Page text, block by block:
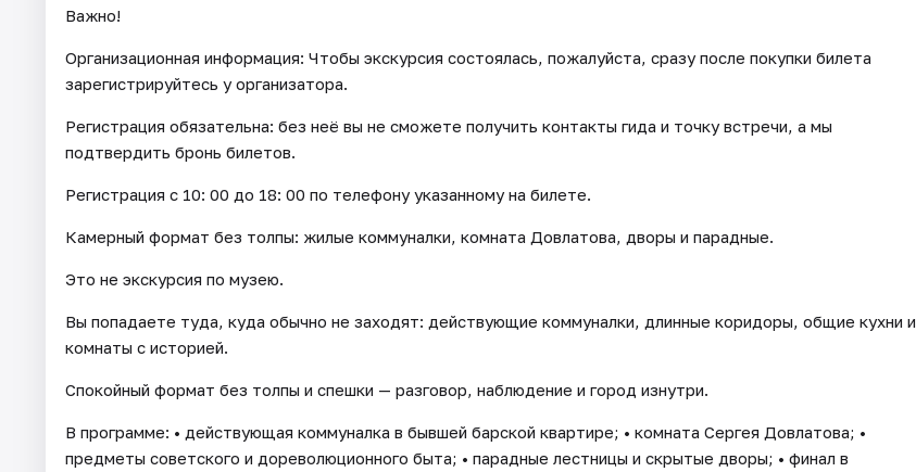
Важно!
Организационная информация: Чтобы экскурсия состоялась, пожалуйста, сразу после покупки билета
зарегистрируйтесь у организатора.
Регистрация обязательна: без неё вы не сможете получить контакты гида и точку встречи, а мы
подтвердить бронь билетов.
Регистрация с 10: 00 до 18: 00 по телефону указанному на билете.
Камерный формат без толпы: жилые коммуналки, комната Довлатова, дворы и парадные.
Это не экскурсия по музею.
Вы попадаете туда, куда обычно не заходят: действующие коммуналки, длинные коридоры, общие кухни и
комнаты с историей.
Спокойный формат без толпы и спешки — разговор, наблюдение и город изнутри.
В программе: • действующая коммуналка в бывшей барской квартире; • комната Сергея Довлатова; •
предметы советского и дореволюционного быта; • парадные лестницы и скрытые дворы; • финал в